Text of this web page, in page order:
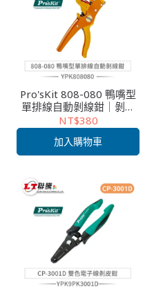
Pro'sKit 808-080 鴨嘴型
單排線自動剝線鉗｜剝排
線・剪線功能・免對孔設
計・彈簧省力操作
NT$380
加入購物車